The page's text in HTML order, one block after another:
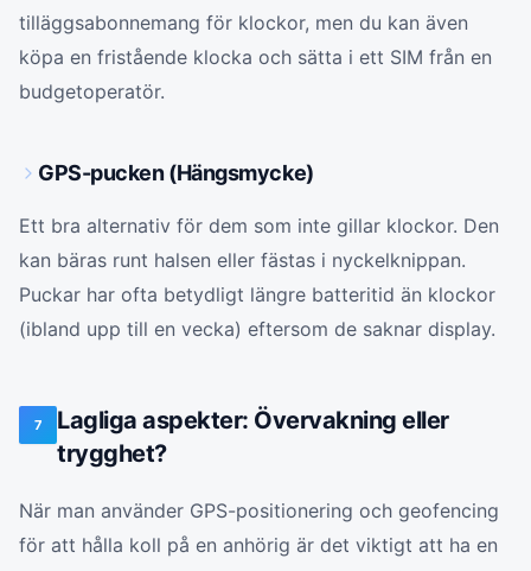
tilläggsabonnemang för klockor, men du kan även
köpa en fristående klocka och sätta i ett SIM från en
budgetoperatör.
GPS-pucken (Hängsmycke)
Ett bra alternativ för dem som inte gillar klockor. Den
kan bäras runt halsen eller fästas i nyckelknippan.
Puckar har ofta betydligt längre batteritid än klockor
(ibland upp till en vecka) eftersom de saknar display.
7
Lagliga aspekter: Övervakning eller
trygghet?
När man använder GPS-positionering och geofencing
för att hålla koll på en anhörig är det viktigt att ha en